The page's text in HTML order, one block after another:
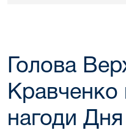
Голова
Кравченко
нагоди